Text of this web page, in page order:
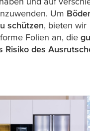
Um
schützen, bieten wir
Folien an, die
Risiko des